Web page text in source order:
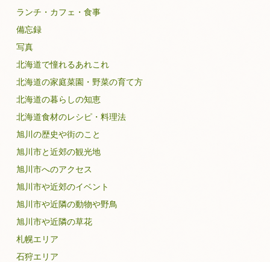
ランチ・カフェ・食事
備忘録
写真
北海道で憧れるあれこれ
北海道の家庭菜園・野菜の育て方
北海道の暮らしの知恵
北海道食材のレシピ・料理法
旭川の歴史や街のこと
旭川市と近郊の観光地
旭川市へのアクセス
旭川市や近郊のイベント
旭川市や近隣の動物や野鳥
旭川市や近隣の草花
札幌エリア
石狩エリア